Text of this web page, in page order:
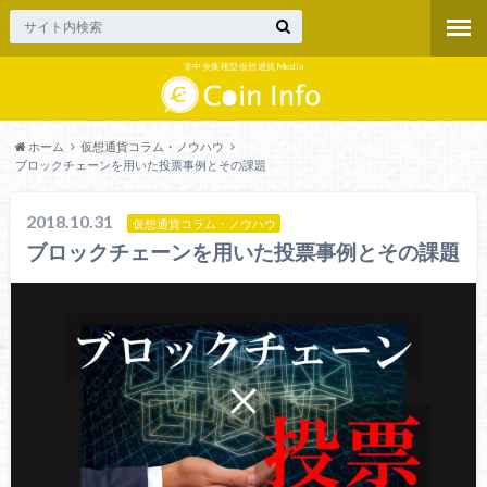
非中央集権型仮想通貨Media
ホーム
仮想通貨コラム・ノウハウ
ブロックチェーンを用いた投票事例とその課題
2018.10.31 仮想通貨コラム・ノウハウ
ブロックチェーンを用いた投票事例とその課題